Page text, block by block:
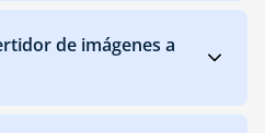
de imágenes a